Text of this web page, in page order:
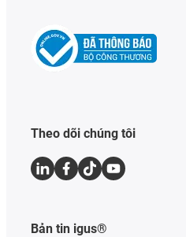
Theo dõi chúng tôi
Bản tin igus®